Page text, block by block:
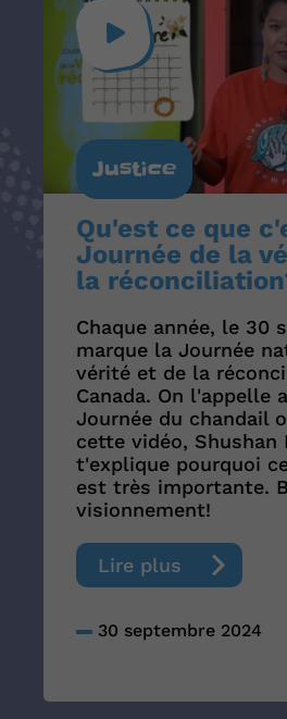
Justice
Qu'est ce que
Journée de la
la
Chaque année, le 30
marque la Journée
vérité et de la
Canada. On l'appelle
Journée du chandail
cette vidéo, Shushan
t'explique pourquoi
est très importante.
visionnement!
Lire plus
30 septembre 2024